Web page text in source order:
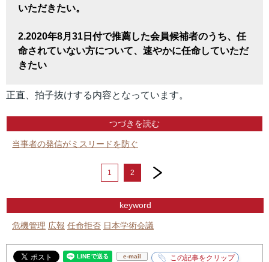
いただきたい。
2.2020年8月31日付で推薦した会員候補者のうち、任
命されていない方について、速やかに任命していただ
きたい
正直、拍子抜けする内容となっています。
つづきを読む
当事者の発信がミスリードを防ぐ
1 2
next
keyword
危機管理 広報 任命拒否 日本学術会議
e-mail